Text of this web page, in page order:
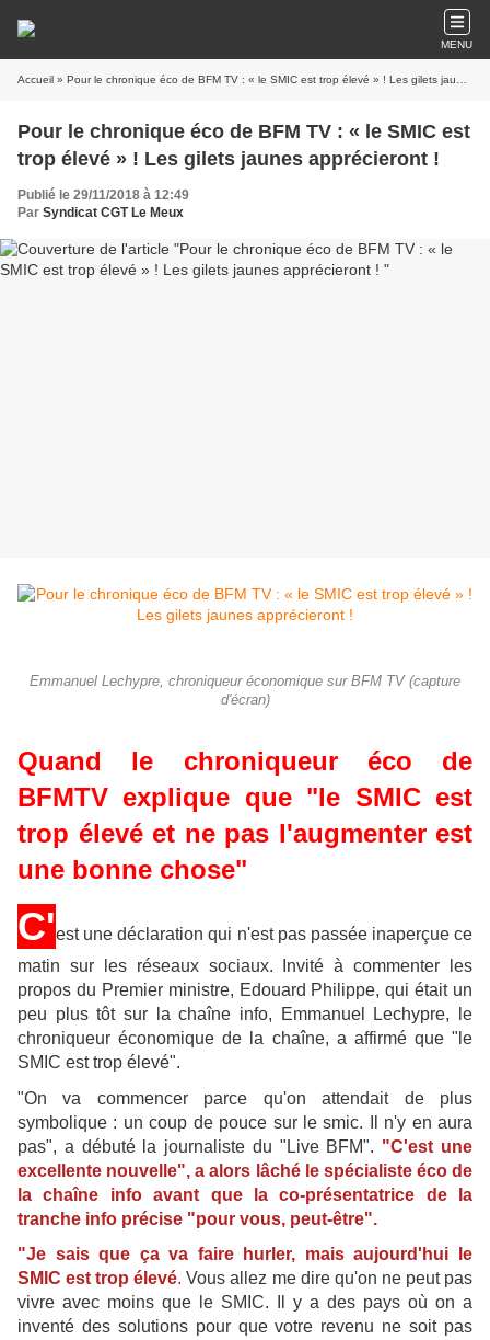
MENU
Accueil » Pour le chronique éco de BFM TV : « le SMIC est trop élevé » ! Les gilets jaunes apprécieront !
Pour le chronique éco de BFM TV : « le SMIC est
trop élevé » ! Les gilets jaunes apprécieront !
Publié le 29/11/2018 à 12:49
Par Syndicat CGT Le Meux
Emmanuel Lechypre, chroniqueur économique sur BFM TV (capture
d'écran)
Quand le chroniqueur éco de
BFMTV explique que "le SMIC est
trop élevé et ne pas l'augmenter est
une bonne chose"
C'est une déclaration qui n'est pas passée inaperçue ce
matin sur les réseaux sociaux. Invité à commenter les
propos du Premier ministre, Edouard Philippe, qui était un
peu plus tôt sur la chaîne info, Emmanuel Lechypre, le
chroniqueur économique de la chaîne, a affirmé que "le
SMIC est trop élevé".
"On va commencer parce qu'on attendait de plus
symbolique : un coup de pouce sur le smic. Il n'y en aura
pas", a débuté la journaliste du "Live BFM". "C'est une
excellente nouvelle", a alors lâché le spécialiste éco de
la chaîne info avant que la co-présentatrice de la
tranche info précise "pour vous, peut-être".
"Je sais que ça va faire hurler, mais aujourd'hui le
SMIC est trop élevé. Vous allez me dire qu'on ne peut pas
vivre avec moins que le SMIC. Il y a des pays où on a
inventé des solutions pour que votre revenu ne soit pas